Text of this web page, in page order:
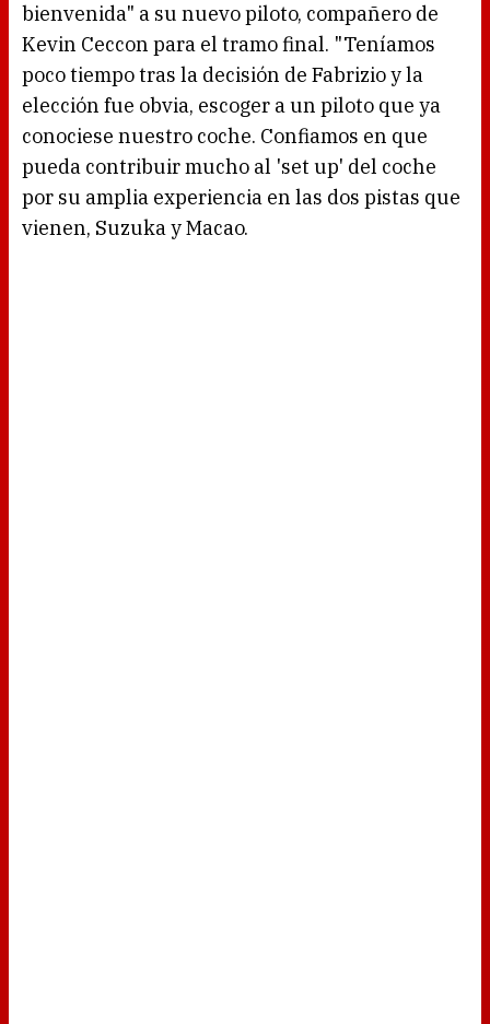
bienvenida" a su nuevo piloto, compañero de
Kevin Ceccon para el tramo final. "Teníamos
poco tiempo tras la decisión de Fabrizio y la
elección fue obvia, escoger a un piloto que ya
conociese nuestro coche. Confiamos en que
pueda contribuir mucho al 'set up' del coche
por su amplia experiencia en las dos pistas que
vienen, Suzuka y Macao.